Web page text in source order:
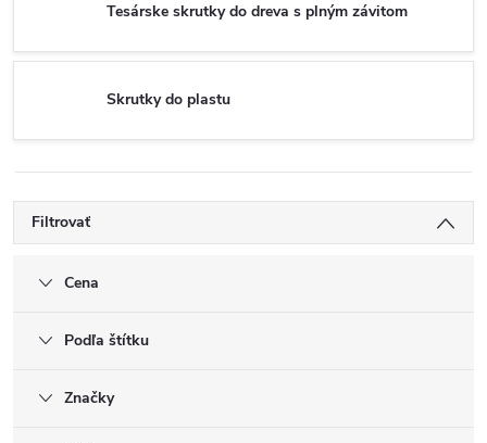
Tesárske skrutky do dreva s plným závitom
Skrutky do plastu
Filtrovať
Cena
Podľa štítku
Značky